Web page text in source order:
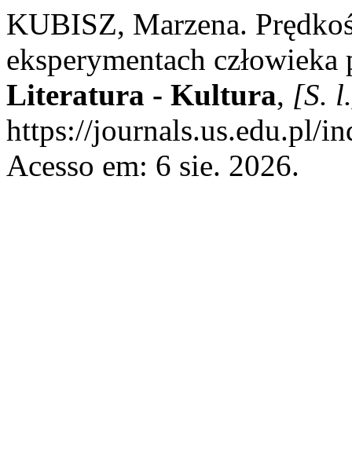
KUBISZ, Marzena.
eksperymentach
Literatura - Kultura, [S.
https://journals.us.edu.pl/
Acesso em: 6 sie. 2026.